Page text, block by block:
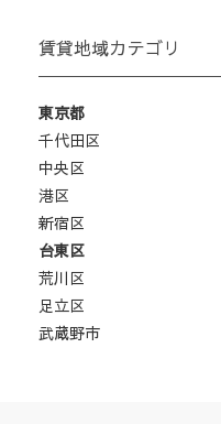
賃貸地域カテゴリ
東京都
千代田区
中央区
港区
新宿区
台東区
荒川区
足立区
武蔵野市